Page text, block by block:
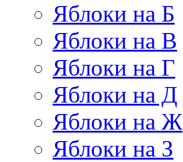
Яблоки на Б
Яблоки на В
Яблоки на Г
Яблоки на Д
Яблоки на Ж
Яблоки на З